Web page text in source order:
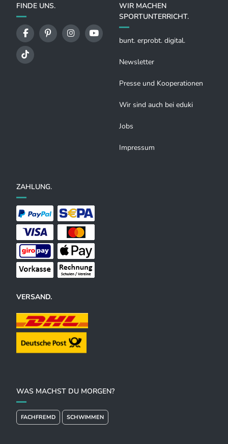
FINDE UNS.
WIR MACHEN
SPORTUNTERRICHT.
bunt. erprobt. digital.
Newsletter
Presse und Kooperationen
Wir sind auch bei eduki
Jobs
Impressum
ZAHLUNG.
VERSAND.
WAS MACHST DU MORGEN?
FACHFREMD SCHWIMMEN